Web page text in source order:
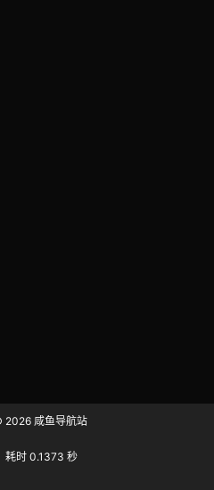
2026 咸鱼导航站
耗时 0.1373 秒